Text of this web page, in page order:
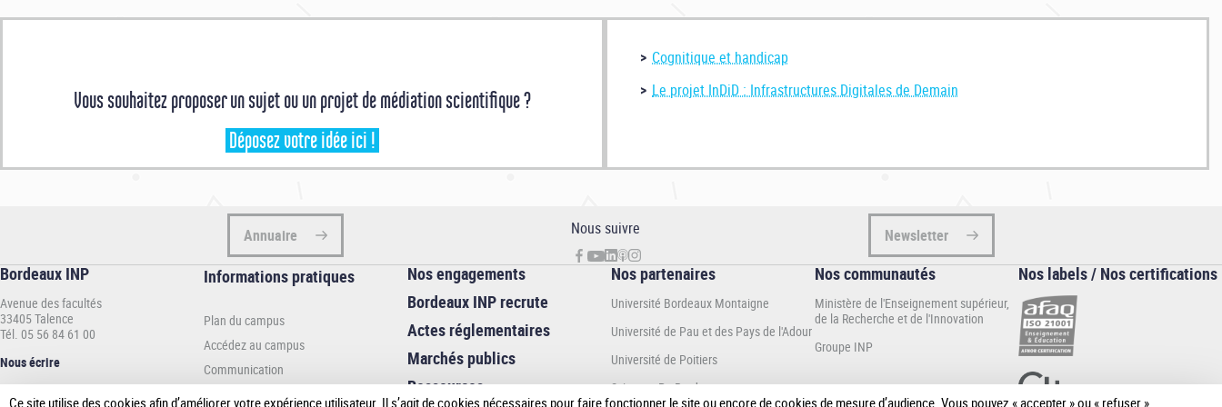
Sylvie Renaud, enseignante à l'ENSEIRB-MATMECA et chercheur au Laboratoire de l'Intégration du Matériau au Système
François Rivet, enseignant à l'ENSEIRB-MATMECA et chercheur au Laboratoire de l'Intégration du Matériau au Système
Vous souhaitez proposer un sujet ou un projet de médiation scientifique ?
Déposez votre idée ici !
Cognitique et handicap
Le projet InDiD : Infrastructures Digitales de Demain
Annuaire Nous suivre Newsletter
Bordeaux INP
Avenue des facultés
33405 Talence
Tél. 05 56 84 61 00
Nous écrire
Informations
INP
Informations pratiques
Plan du campus
Accédez au campus
Communication
Nos engagements
Bordeaux INP recrute
Actes réglementaires
Marchés publics
Ressources
Nos partenaires
Université Bordeaux Montaigne
Université de Pau et des Pays de l'Adour
Université de Poitiers
Sciences Po Bordeaux
Nos communautés
Ministère de l'Enseignement supérieur,
de la Recherche et de l'Innovation
Groupe INP
Nos labels / Nos certifications
Ce site utilise des cookies afin d’améliorer votre expérience utilisateur. Il s’agit de cookies nécessaires pour faire fonctionner le site ou encore de cookies de mesure d’audience. Vous pouvez « accepter » ou « refuser »